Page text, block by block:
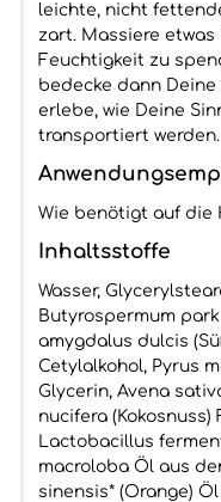
leichte, nicht
zart. Massiere
Feuchtigkeit zu
bedecke dann
erlebe, wie Deine
transportiert werden.
Wie benötigt auf die
Inhaltsstoffe
Wasser,
Butyrospermum
amygdalus dulcis
Cetylalkohol, Pyrus
Glycerin, Avena
nucifera
Lactobacillus
macroloba Öl aus
sinensis* (Orange)